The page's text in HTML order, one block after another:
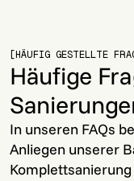
[HÄUFIG GESTELLTE
Häufige
In unseren FAQs
Anliegen unserer